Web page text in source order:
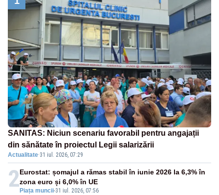
SANITAS: Niciun scenariu favorabil pentru angajații
din sănătate în proiectul Legii salarizării
Actualitate·31 iul. 2026, 07:29
2 Piața muncii-31 iul. 2026, 07:56
Eurostat: șomajul a rămas stabil în iunie 2026 la 6,3% în
zona euro și 6,0% în UE